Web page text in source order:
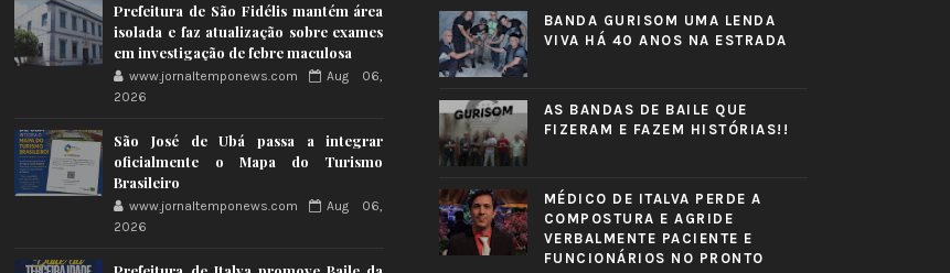
Prefeitura de São Fidélis mantém área
isolada e faz atualização sobre exames
em investigação de febre maculosa
www.jornaltemponews.com
Aug 06,
2026
São José de Ubá passa a integrar
oficialmente o Mapa do Turismo
Brasileiro
www.jornaltemponews.com
Aug 06,
2026
BANDA GURISOM UMA LENDA
VIVA HÁ 40 ANOS NA ESTRADA
AS BANDAS DE BAILE QUE
FIZERAM E FAZEM HISTÓRIAS!!
MÉDICO DE ITALVA PERDE A
COMPOSTURA E AGRIDE
VERBALMENTE PACIENTE E
FUNCIONÁRIOS NO PRONTO